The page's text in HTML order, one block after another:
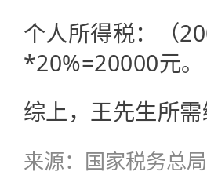
个人所得税：（
*20%=20000元。
综上，王先生所
来源：国家税务总